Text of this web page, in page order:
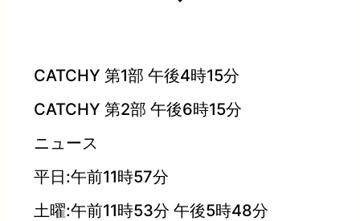
CATCHY 第1部 午後4時15分
CATCHY 第2部 午後6時15分
ニュース
平日:午前11時57分
土曜:午前11時53分 午後5時48分